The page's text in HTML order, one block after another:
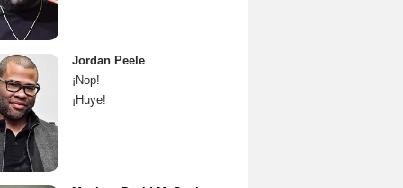
Jordan Peele
¡Nop!
¡Huye!